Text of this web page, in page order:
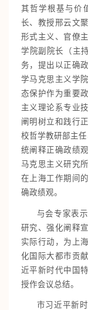
其哲学根基与价
长、教授邢云文
形式主义、官僚
学院副院长（主
务，提出以正确
学马克思主义学
态保护作为重要
主义理论系专业
阐明树立和践行
校哲学教研部主
统阐释正确政绩
马克思主义研究
在上海工作期间
确政绩观。
与会专家表
研究、强化阐释
实际行动，为上
化国际大都市贡
近平新时代中国
授作会议总结。
市习近平新